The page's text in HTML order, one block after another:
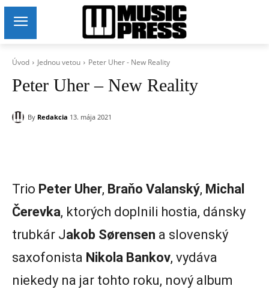
Úvod Jednou vetou Peter Uher - New Reality
Peter Uher – New Reality
By Redakcia 13. mája 2021
Trio Peter Uher, Braňo Valanský, Michal
Čerevka, ktorých doplnili hostia, dánsky
trubkár Jakob Sørensen a slovenský
saxofonista Nikola Bankov, vydáva
niekedy na jar tohto roku, nový album